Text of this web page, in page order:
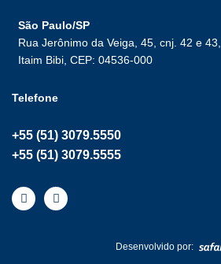
São Paulo/SP
Rua Jerônimo da Veiga, 45, cnj. 42 e 43,
Itaim Bibi, CEP: 04536-000
Telefone
+55 (51) 3079.5550
+55 (51) 3079.5555
I
n
s
L
i
n
Desenvolvido por: